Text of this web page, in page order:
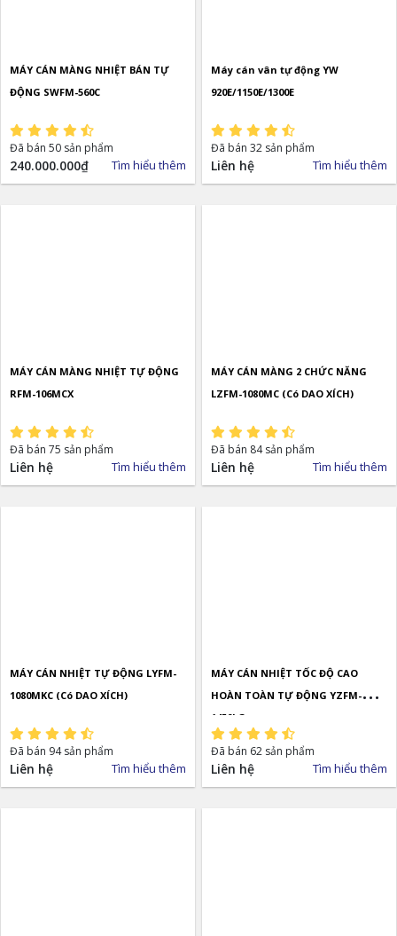
MÁY CÁN MÀNG NHIỆT BÁN TỰ
ĐỘNG SWFM-560C
Đã bán 50 sản phẩm
240.000.000₫ Tìm hiểu thêm
Máy cán vân tự động YW
920E/1150E/1300E
Đã bán 32 sản phẩm
Liên hệ Tìm hiểu thêm
MÁY CÁN MÀNG NHIỆT TỰ ĐỘNG
RFM-106MCX
Đã bán 75 sản phẩm
Liên hệ Tìm hiểu thêm
MÁY CÁN MÀNG 2 CHỨC NĂNG
LZFM-1080MC (Có DAO XÍCH)
Đã bán 84 sản phẩm
Liên hệ Tìm hiểu thêm
MÁY CÁN NHIỆT TỰ ĐỘNG LYFM-
1080MKC (Có DAO XÍCH)
Đã bán 94 sản phẩm
Liên hệ Tìm hiểu thêm
MÁY CÁN NHIỆT TỐC ĐỘ CAO
HOÀN TOÀN TỰ ĐỘNG YZFM-
1450LG
Đã bán 62 sản phẩm
Liên hệ Tìm hiểu thêm